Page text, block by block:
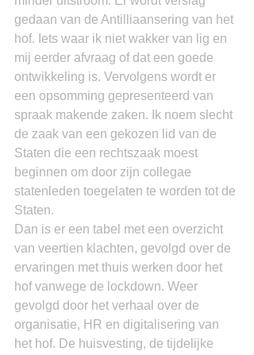
gedaan van de Antilliaansering van het
hof. Iets waar ik niet wakker van lig en
mij eerder afvraag of dat een goede
ontwikkeling is. Vervolgens wordt er
een opsomming gepresenteerd van
spraak makende zaken. Ik noem slecht
de zaak van een gekozen lid van de
Staten die een rechtszaak moest
beginnen om door zijn collegae
statenleden toegelaten te worden tot de
Staten.
Dan is er een tabel met een overzicht
van veertien klachten, gevolgd over de
ervaringen met thuis werken door het
hof vanwege de lockdown. Weer
gevolgd door het verhaal over de
organisatie, HR en digitalisering van
het hof. De huisvesting, de tijdelijke